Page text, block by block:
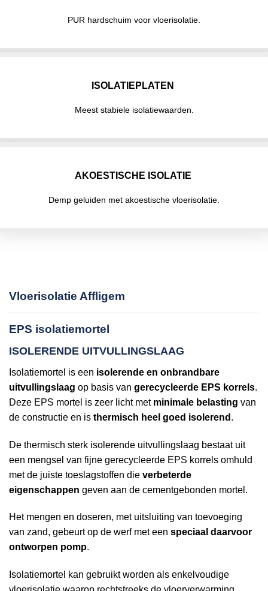
PUR hardschuim voor vloerisolatie.
ISOLATIEPLATEN
Meest stabiele isolatiewaarden.
AKOESTISCHE ISOLATIE
Demp geluiden met akoestische vloerisolatie.
Vloerisolatie Affligem
EPS isolatiemortel
ISOLERENDE UITVULLINGSLAAG
Isolatiemortel is een isolerende en onbrandbare
uitvullingslaag op basis van gerecycleerde EPS korrels.
Deze EPS mortel is zeer licht met minimale belasting van
de constructie en is thermisch heel goed isolerend .
De thermisch sterk isolerende uitvullingslaag bestaat uit
een mengsel van fijne gerecycleerde EPS korrels omhuld
met de juiste toeslagstoffen die verbeterde
eigenschappen geven aan de cementgebonden mortel.
Het mengen en doseren, met uitsluiting van toevoeging
van zand, gebeurt op de werf met een speciaal daarvoor
ontworpen pomp.
Isolatiemortel kan gebruikt worden als enkelvoudige